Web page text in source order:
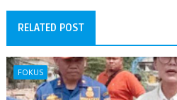
RELATED POST
FOKUS